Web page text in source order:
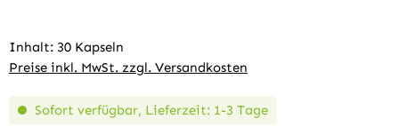
Inhalt: 30 Kapseln
Preise inkl. MwSt. zzgl. Versandkosten
Sofort verfügbar, Lieferzeit: 1-3 Tage